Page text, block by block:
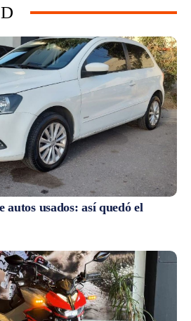
autos usados: así quedó el